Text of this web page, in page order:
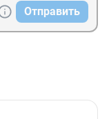
Отправить